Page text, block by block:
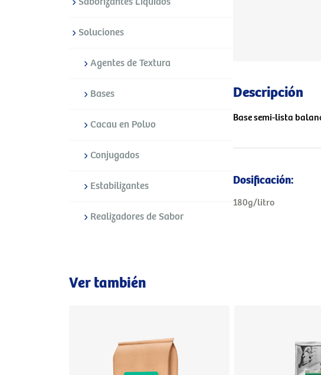
Soluciones
Agentes de Textura
Bases
Cacau en Polvo
Conjugados
Estabilizantes
Realizadores de Sabor
Descripción
Base semi-lista
Dosificación:
180g/litro
Ver también